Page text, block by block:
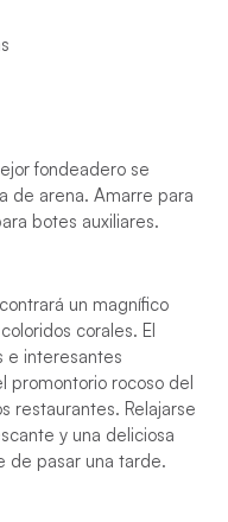
fondeadero se
de arena. Amarre para
botes auxiliares.
un magnífico
corales. El
e interesantes
promontorio rocoso del
restaurantes. Relajarse
y una deliciosa
de pasar una tarde.